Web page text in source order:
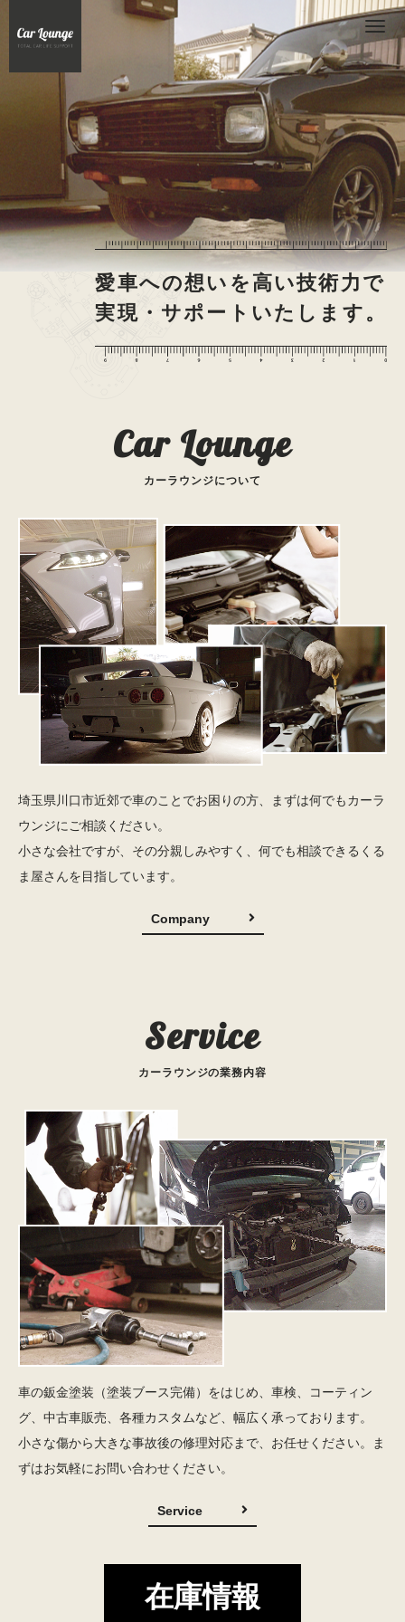
愛車への想いを 高い技術力で
実現・サポート いたします。
Car Lounge
カーラウンジについて
埼玉県川口市近郊で車のことでお困りの方、まずは何でもカーラ
ウンジにご相談ください。
小さな会社ですが、その分親しみやすく、何でも相談できるくる
ま屋さんを目指しています。
Company
Service
カーラウンジの業務内容
車の鈑金塗装（塗装ブース完備）をはじめ、車検、コーティン
グ、中古車販売、各種カスタムなど、幅広く承っております。
小さな傷から大きな事故後の修理対応まで、お任せください。ま
ずはお気軽にお問い合わせください。
Service
在庫情報